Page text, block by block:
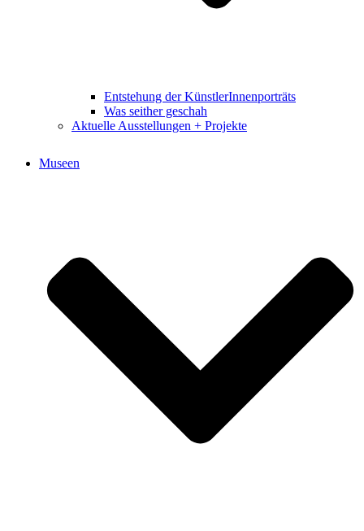
Entstehung der KünstlerInnenporträts
Was seither geschah
Aktuelle Ausstellungen + Projekte
Museen